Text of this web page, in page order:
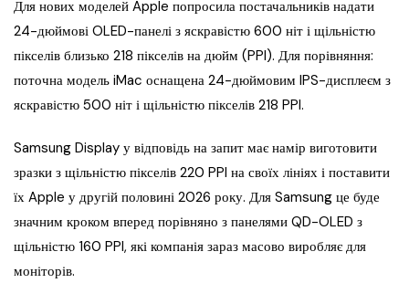
Для нових моделей Apple попросила постачальників надати
24-дюймові OLED-панелі з яскравістю 600 ніт і щільністю
пікселів близько 218 пікселів на дюйм (PPI). Для порівняння:
поточна модель iMac оснащена 24-дюймовим IPS-дисплеєм з
яскравістю 500 ніт і щільністю пікселів 218 PPI.
Samsung Display у відповідь на запит має намір виготовити
зразки з щільністю пікселів 220 PPI на своїх лініях і поставити
їх Apple у другій половині 2026 року. Для Samsung це буде
значним кроком вперед порівняно з панелями QD-OLED з
щільністю 160 PPI, які компанія зараз масово виробляє для
моніторів.